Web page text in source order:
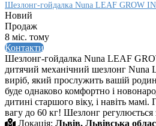
Шезлонг-гойдалка Nuna LEAF GROW
Новий
Продаж
8 міс. тому
Контакти
Шезлонг-гойдалка Nuna LEAF
дитячий механічний шезлонг Nuna
виріб, який прослужить вашій
буде однаково комфортно і
дитині старшого віку, і навіть
вагу до 60 кг! Шезлонг регулюється
Локація: Львів, Львівська